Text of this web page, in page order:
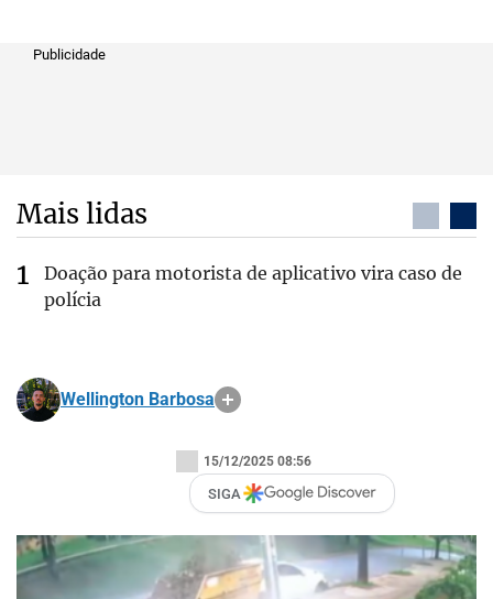
Publicidade
Mais lidas
Doação para motorista de aplicativo vira caso de
polícia
Wellington Barbosa
15/12/2025 08:56
SIGA